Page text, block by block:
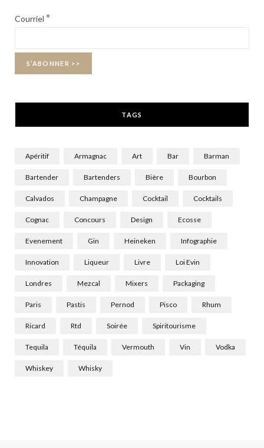
Courriel *
TAGS
Apéritif Armagnac Art Bar Barman
Bartender Bartenders Bière Bourbon
Calvados Champagne Cocktail Cocktails
Cognac Concours Design Ecosse
Evenement Gin Heineken Infographie
Innovation Liqueur Livre Loi Evin
Londres Mezcal Mixers Packaging
Paris Pastis Pernod Pisco Rhum
Ricard Rtd Soirée Spiritourisme
Tequila Téquila Vermouth Vin Vodka
Whiskey Whisky